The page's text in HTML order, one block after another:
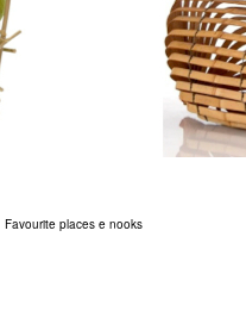
Favourite places e nooks